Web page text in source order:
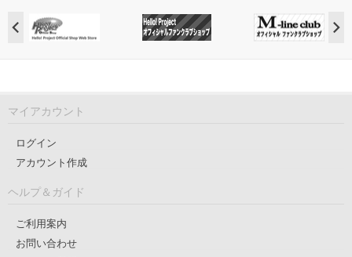
マイアカウント
ログイン
アカウント作成
ヘルプ＆ガイド
ご利用案内
お問い合わせ